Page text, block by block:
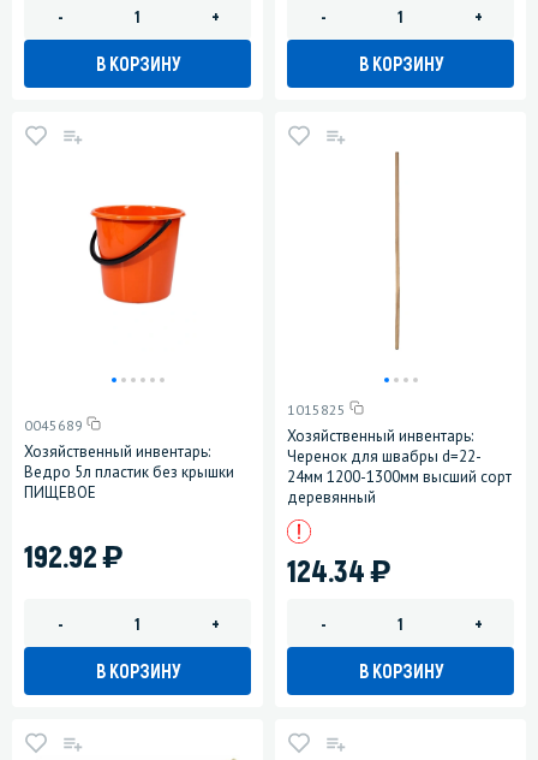
- +
В КОРЗИНУ
- +
В КОРЗИНУ
0045689
Хозяйственный инвентарь:
Ведро 5л пластик без крышки
ПИЩЕВОЕ
192.92)
- +
В КОРЗИНУ
1015825
Хозяйственный инвентарь:
Черенок для швабры d=22-
24мм 1200-1300мм высший сорт
деревянный
124.34)
- +
В КОРЗИНУ